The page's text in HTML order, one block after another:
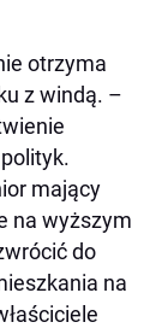
otrzyma
z windą. –
mający
na wyższym
do
na